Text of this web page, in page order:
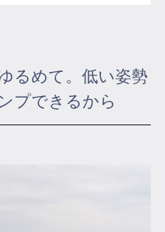
るめて。低い姿勢
プできるから